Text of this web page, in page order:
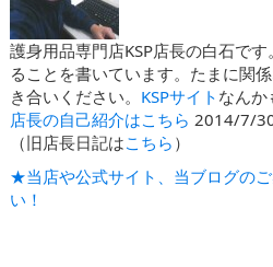
護身用品専門店KSP店長の白石で
ることを書いています。たまに関
き合いください。 KSPサイト なんか
店長の自己紹介はこちら 2014/7/
（旧店長日記はこちら ）
★当店や公式サイト、当ブログの
い！